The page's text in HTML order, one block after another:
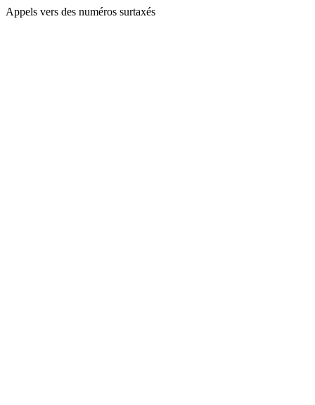
Appels vers des numéros surtaxés